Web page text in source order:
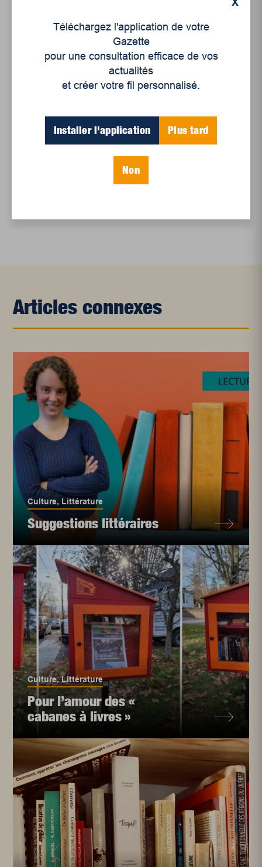
disparition d’hommes puissants Émilie Rivard
Julie Fontaine Ferron
Les bouchères
Philippe Bihouix
Ressources : un défi pour l’humanité
Articles connexes
Culture, Littérature
Suggestions littéraires
Culture,Littérature
Pour l’amour des «
cabanes à livres »
Téléchargez l'application de votre
Gazette
pour une consultation efficace de vos
actualités
et créer votre fil personnalisé.
Installer l'application Plus tard
Non